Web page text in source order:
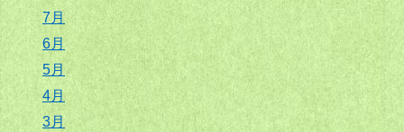
7月
6月
5月
4月
3月